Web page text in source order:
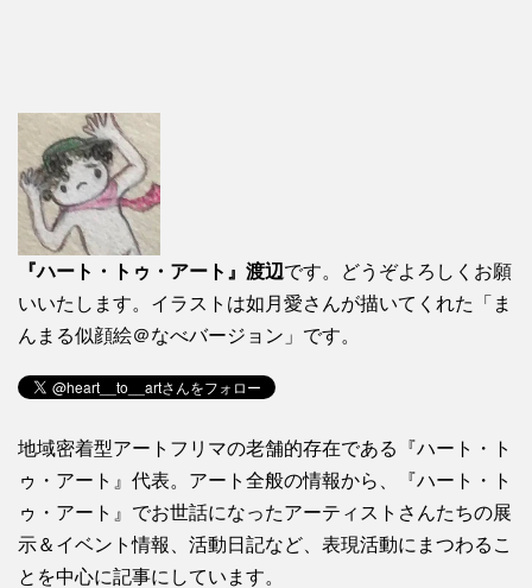
『ハート・トゥ・アート』渡辺です。どうぞよろしくお願
いいたします。イラストは如月愛さんが描いてくれた「ま
んまる似顔絵＠なべバージョン」です。
地域密着型アートフリマの老舗的存在である『ハート・ト
ゥ・アート』代表。アート全般の情報から、『ハート・ト
ゥ・アート』でお世話になったアーティストさんたちの展
示＆イベント情報、活動日記など、表現活動にまつわるこ
とを中心に記事にしています。